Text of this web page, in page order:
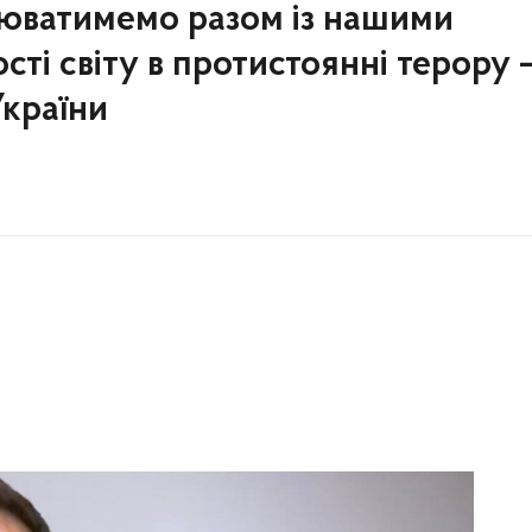
разом із нашими
світу в протистоянні терору